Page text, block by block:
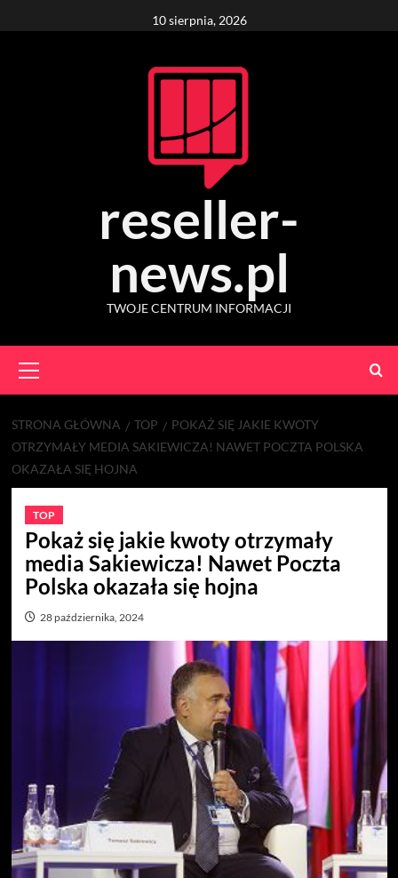
to
10 sierpnia, 2026
reseller-
news.pl
TWOJE CENTRUM INFORMACJI
Menu
STRONA GŁÓWNA TOP
POKAŻ SIĘ JAKIE KWOTY
OTRZYMAŁY MEDIA SAKIEWICZA! NAWET POCZTA POLSKA
OKAZAŁA SIĘ HOJNA
TOP
Pokaż się jakie kwoty otrzymały
media Sakiewicza! Nawet Poczta
Polska okazała się hojna
28 października, 2024